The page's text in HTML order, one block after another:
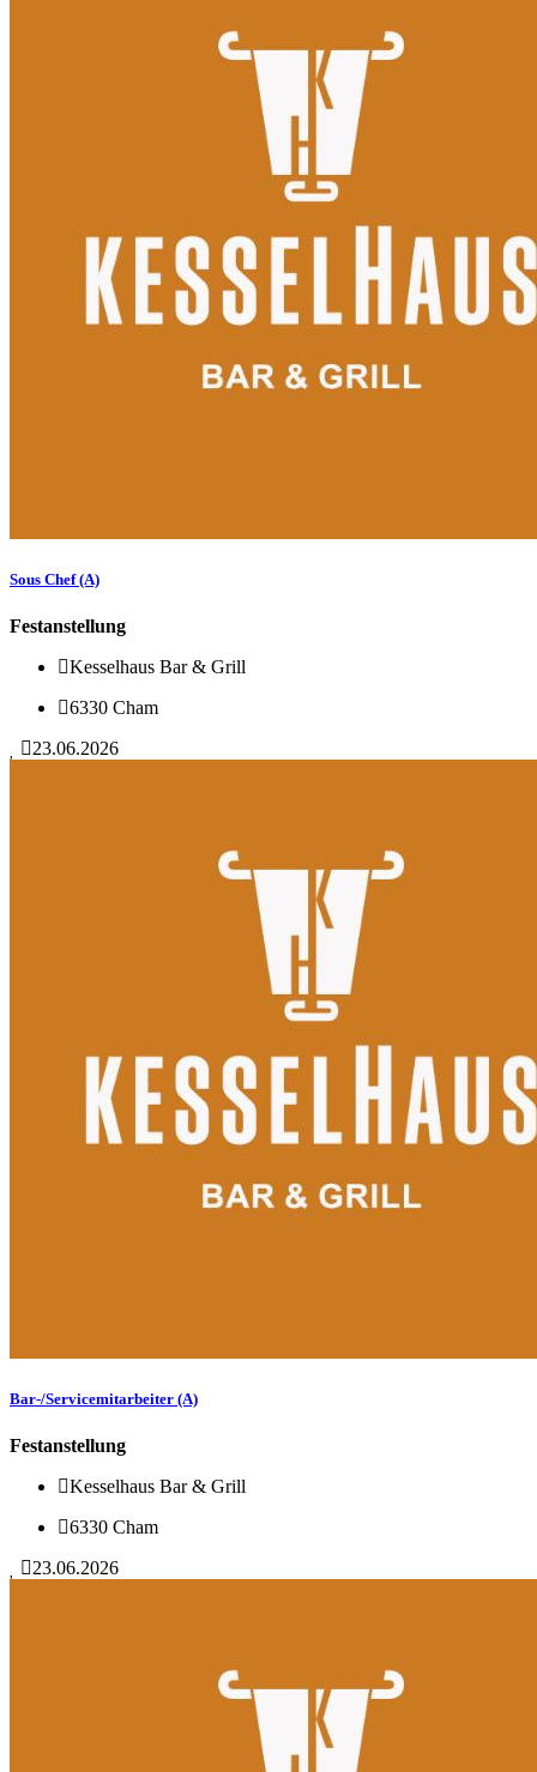
Sous Chef (A)
Festanstellung
Kesselhaus Bar & Grill
6330 Cham
23.06.2026
Bar-/Servicemitarbeiter (A)
Festanstellung
Kesselhaus Bar & Grill
6330 Cham
23.06.2026